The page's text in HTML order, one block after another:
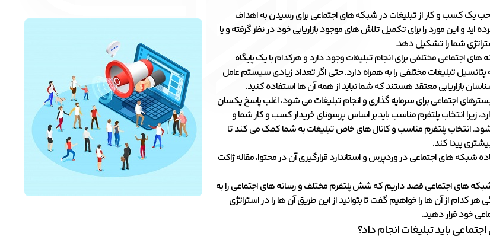
یک کسب و کار از تبلیغات در شبکه های اجتماعی برای رسیدن به اهداف
اید و این مورد را برای تکمیل تلاش های موجود بازاریابی خود در نظر گرفته و یا
شما را تشکیل دهد.
اجتماعی مختلفی برای انجام تبلیغات وجود دارد و هرکدام با یک پایگاه
پتانسیل تبلیغات مختلفی را به همراه دارد. حتی اگر تعداد زیادی سیستم عامل
بازاریابی معتقد هستند که شما نباید از همه آن ها استفاده کنید.
اجتماعی برای سرمایه گذاری و انجام تبلیغات می شود، اغلب پاسخ یکسان
زیرا انتخاب پلتفرم مناسب باید بر اساس پرسونای خریدار کسب و کار شما و
شود. انتخاب پلتفرم مناسب و کانال های خاص تبلیغات به شما کمک می کند تا
پیدا کند.
شبکه های اجتماعی در وردپرس و استاندارد قرارگیری آن در محتوا، مقاله ژاکت
شبکه های اجتماعی قصد داریم که شش پلتفرم مختلف و رسانه های اجتماعی را به
کدام از آن ها را خواهیم گفت تا بتوانید از این طریق آن ها را در استراتژی
خود قرار دهید.
باید تبلیغات انجام داد؟